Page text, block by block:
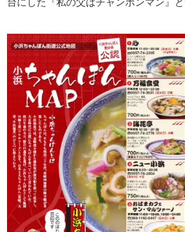
台にした『私の父はチャンポンマン』